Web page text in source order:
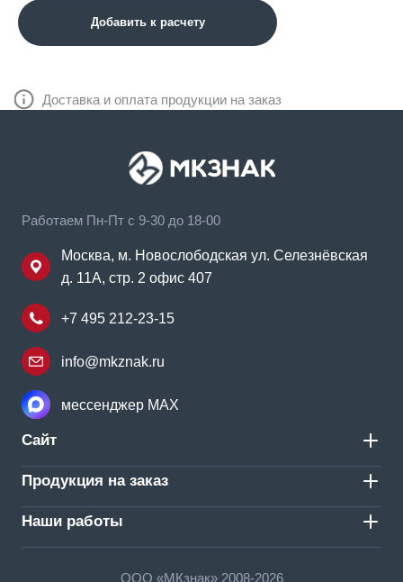
Добавить к расчету
Доставка и оплата продукции на заказ
Работаем Пн-Пт с 9-30 до 18-00
Москва, м. Новослободская ул. Селезнёвская
д. 11А, стр. 2 офис 407
+7 495 212-23-15
info@mkznak.ru
мессенджер MAX
Сайт
Продукция на заказ
Наши работы
ООО «МКзнак» 2008-2026